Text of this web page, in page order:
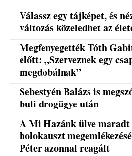
Válassz egy tájképet, és
változás közeledhet az
Megfenyegették Tóth
előtt: „Szerveznek egy
megdobálnak”
Sebestyén Balázs is
buli drogügye után
A Mi Hazánk ülve maradt
holokauszt
Péter azonnal reagált